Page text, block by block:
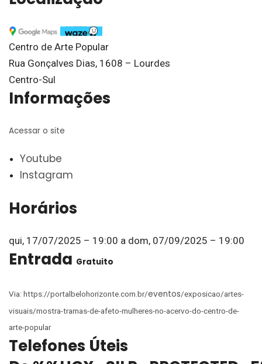
Centro de Arte Popular
Rua Gonçalves Dias, 1608 – Lourdes
Centro-Sul
Informações
Acessar o site
Youtube
Instagram
Horários
qui, 17/07/2025 – 19:00 a dom, 07/09/2025 – 19:00
Entrada Gratuito
Via: https://portalbelohorizonte.com.br/eventos/exposicao/artes-
visuais/mostra-tramas-de-afeto-mulheres-no-acervo-do-centro-de-
arte-popular
Telefones Úteis